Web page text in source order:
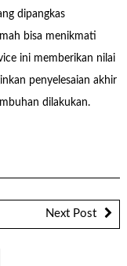
dipangkas
bisa menikmati
ini memberikan nilai
penyelesaian akhir
dilakukan.
Next Post